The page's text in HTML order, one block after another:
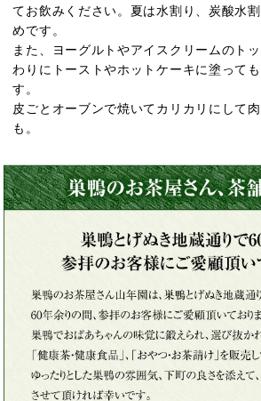
てお飲みください。夏は水割り、炭酸水
めです。
また、ヨーグルトやアイスクリームのト
わりにトーストやホットケーキに塗って
す。
皮ごとオーブンで焼いてカリカリにして
も。